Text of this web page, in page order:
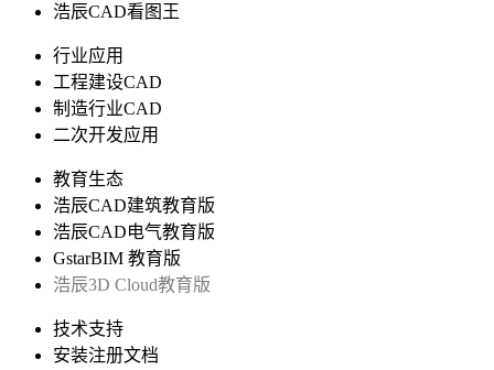
浩辰CAD看图王
行业应用
工程建设CAD
制造行业CAD
二次开发应用
教育生态
浩辰CAD建筑教育版
浩辰CAD电气教育版
GstarBIM 教育版
浩辰3D Cloud教育版
技术支持
安装注册文档